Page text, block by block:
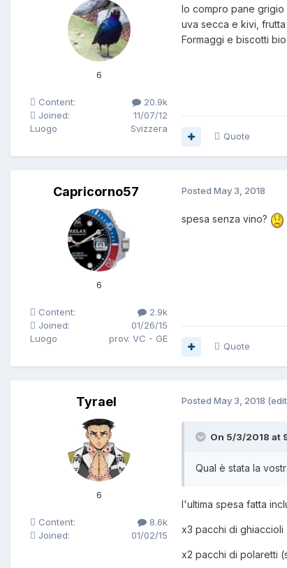
6
Content:
20.9k
Joined:
11/07/12
Luogo
Svizzera
Io compro pane grigio
uva secca e kivi,
Formaggi e biscotti
Quote
Capricorno57
6
Content:
2.9k
Joined:
01/26/15
Luogo
prov. VC - GE
Posted May 3, 2018
spesa senza vino?
Quote
Tyrael
6
Content:
8.6k
Joined:
01/02/15
Posted May 3, 2018
On 5/3/2018 at
Qual è stata la
l'ultima spesa fatta
x3 pacchi di ghiaccioli
x2 pacchi di polaretti